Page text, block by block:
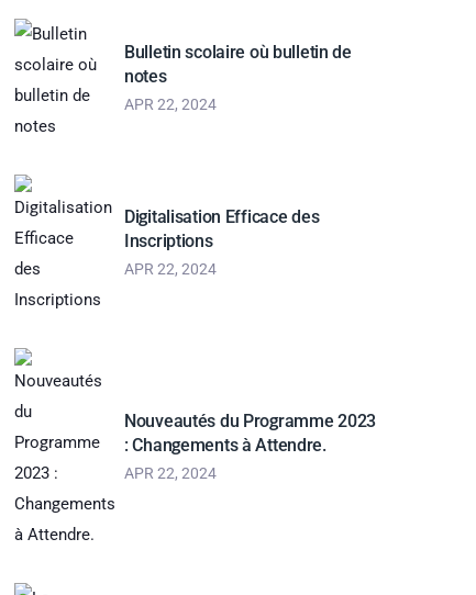
Bulletin scolaire où bulletin de
notes
APR 22, 2024
Digitalisation Efficace des
Inscriptions
APR 22, 2024
Nouveautés du Programme 2023
: Changements à Attendre.
APR 22, 2024